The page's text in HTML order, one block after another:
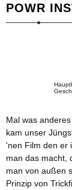
POWR
Mal was
kam unser
'nen Film den er
man das macht,
man von außen
Prinzip von